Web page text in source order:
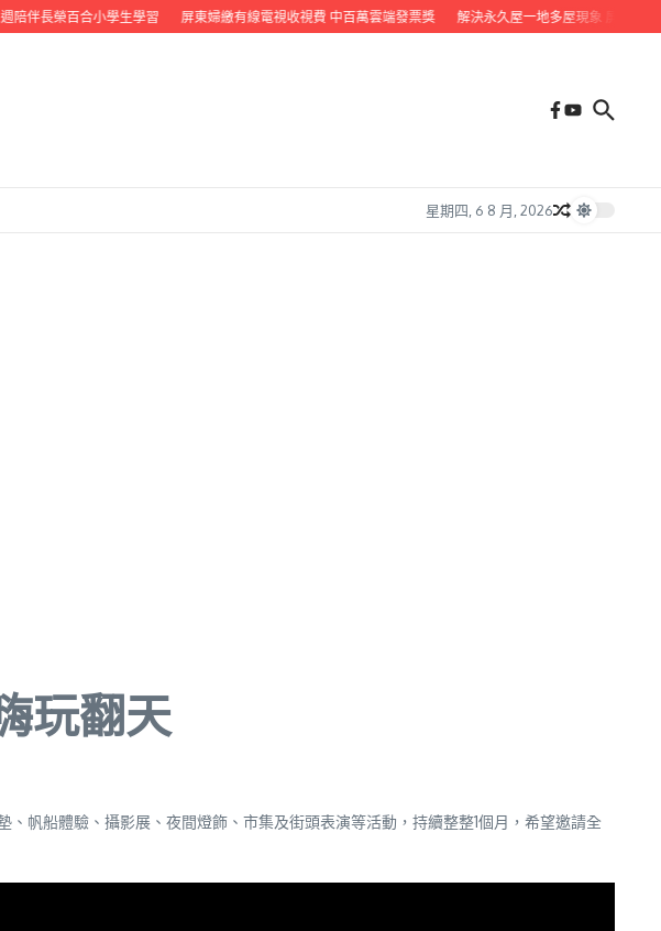
伴長榮百合小學生學習 屏東婦繳有線電視收視費 中百萬雲端發票獎 解決永久屋一地多屋現象 屏縣啟動地
星期四, 6 8 月, 2026
玩翻天
帆船體驗、攝影展、夜間燈飾、市集及街頭表演等活動，持續整整1個月，希望邀請全